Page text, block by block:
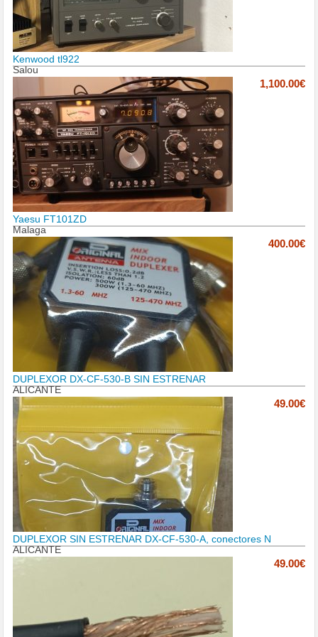
Kenwood tl922
Salou
1,100.00€
Yaesu FT101ZD
Malaga
400.00€
DUPLEXOR DX-CF-530-B SIN ESTRENAR
ALICANTE
49.00€
DUPLEXOR SIN ESTRENAR DX-CF-530-A, conectores N
ALICANTE
49.00€